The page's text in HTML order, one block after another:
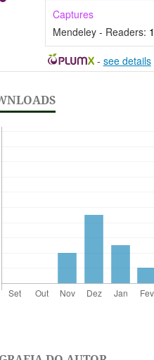
Captures
Mendeley - Readers:
- see details